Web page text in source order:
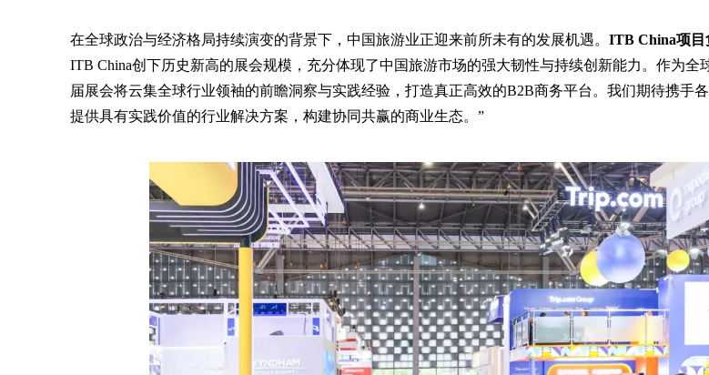
在全球政治与经济格局持续演变的背景下，中国旅游业正迎来前所未有的发展机遇。 ITB China项目
ITB China创下历史新高的展会规模，充分体现了中国旅游市场的强大韧性与持续创新能力。作为全
届展会将云集全球行业领袖的前瞻洞察与实践经验，打造真正高效的B2B商务平台。我们期待携手
提供具有实践价值的行业解决方案，构建协同共赢的商业生态。”